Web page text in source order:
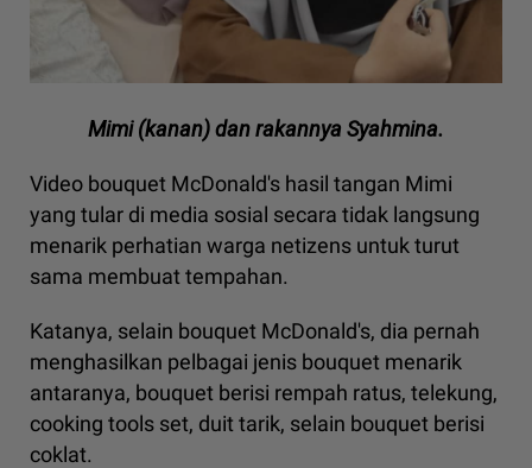
Mimi (kanan) dan rakannya Syahmina.
Video bouquet McDonald's hasil tangan Mimi
yang tular di media sosial secara tidak langsung
menarik perhatian warga netizens untuk turut
sama membuat tempahan.
Katanya, selain bouquet McDonald's, dia pernah
menghasilkan pelbagai jenis bouquet menarik
antaranya, bouquet berisi rempah ratus, telekung,
cooking tools set, duit tarik, selain bouquet berisi
coklat.